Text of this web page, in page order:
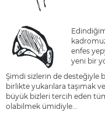
enfes
yeni bir
Şimdi sizlerin de desteğiyle
birlikte yukarılara taşımak
büyük bizleri tercih eden
olabilmek ümidiyle...